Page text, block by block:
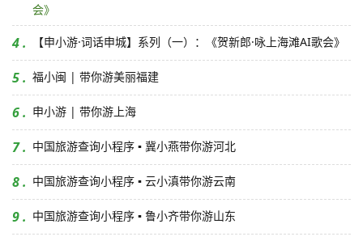
会》
4 . 【申小游·词话申城】系列（一）：《贺新郎·咏上海滩AI歌会》
5 . 福小闽 | 带你游美丽福建
6 . 申小游 | 带你游上海
7 . 中国旅游查询小程序 ▪ 冀小燕带你游河北
8 . 中国旅游查询小程序 ▪ 云小滇带你游云南
9 . 中国旅游查询小程序 ▪ 鲁小齐带你游山东